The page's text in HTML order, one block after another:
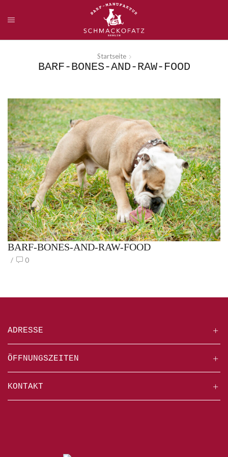
Startseite
BARF-BONES-AND-RAW-FOOD
BARF-BONES-AND-RAW-FOOD
/ 0
ADRESSE
ÖFFNUNGSZEITEN
KONTAKT